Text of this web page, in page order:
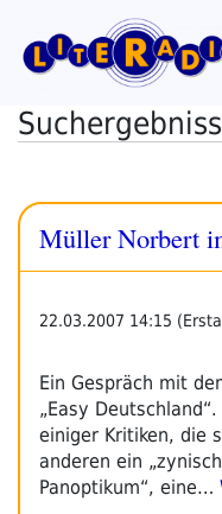
Inhalt
springen
Müller Norbert
22.03.2007 14:15
Ein Gespräch mit
„Easy
einiger Kritiken, die
anderen ein
Panoptikum“, eine…